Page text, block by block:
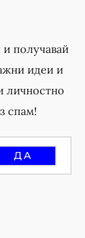
получавай
идеи и
личностно
спам!